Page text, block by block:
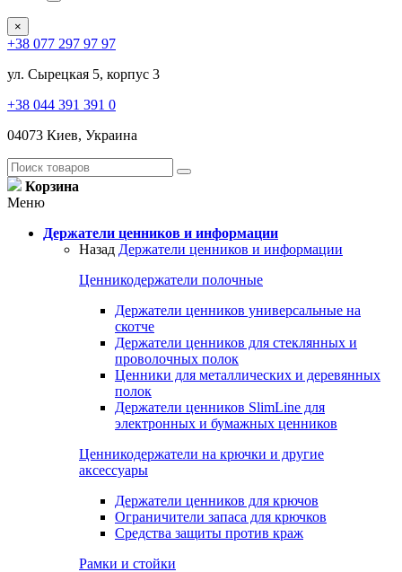
×
+38 077 297 97 97
ул. Сырецкая 5, корпус 3
+38 044 391 391 0
04073 Киев, Украина
Корзина
Меню
Держатели ценников и информации
Назад Держатели ценников и информации
Ценникодержатели полочные
Держатели ценников универсальные на
скотче
Держатели ценников для стеклянных и
проволочных полок
Ценники для металлических и деревянных
полок
Держатели ценников SlimLine для
электронных и бумажных ценников
Ценникодержатели на крючки и другие
аксессуары
Держатели ценников для крючов
Ограничители запаса для крючков
Средства защиты против краж
Рамки и стойки